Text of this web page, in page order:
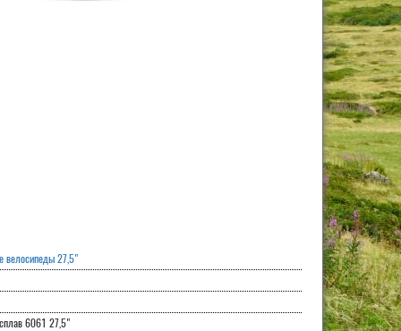
велосипеды 27,5"
6061 27,5"